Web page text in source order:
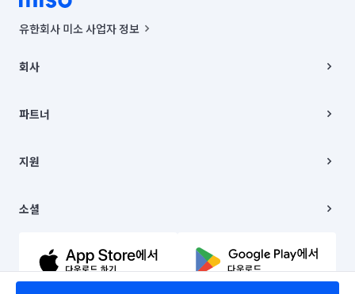
유한회사 미소 사업자 정보
00019 |
주소 | 본사: 서울특별시 종로구 율곡로 6(중학동, 트윈트리빌딩) B동 5층
컨택센터 : 서울특별시 종로구 수송동 율곡로 24, 7층, 8층 미소
상품, 상품정보, 거래에 관한 의무와 책임은 거래당사자에게 있습니다.
언론 보도 관련 문의:
© 유한회사 미소. Miso, Inc. All Rights Reserved.
회사
채용
파트너
이사
지원
이용약관
문의하기
소셜
유튜브